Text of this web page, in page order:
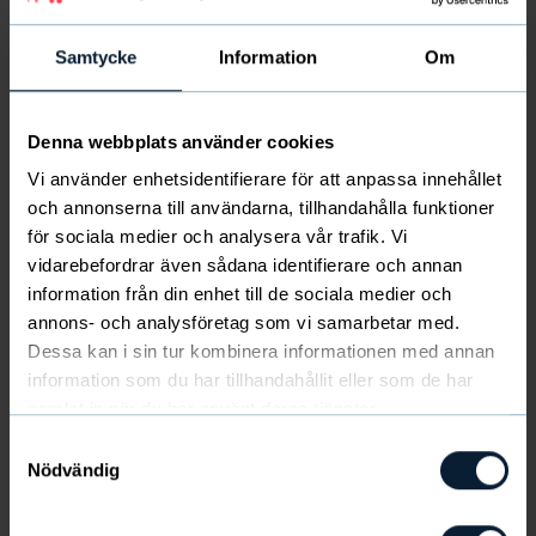
Samtycke Information Om
Denna webbplats använder cookies
Vi använder enhetsidentifierare för att anpassa innehållet
och annonserna till användarna, tillhandahålla funktioner
för sociala medier och analysera vår trafik. Vi
vidarebefordrar även sådana identifierare och annan
information från din enhet till de sociala medier och
annons- och analysföretag som vi samarbetar med.
Dessa kan i sin tur kombinera informationen med annan
information som du har tillhandahållit eller som de har
Nödvändig
Kaikki tuotteet kuvastossamme ja mitä
asiakkaillenne myytte, ovat valmiita
toimitettavaksi viikon kuluessa. Tämä on
toimintamallimme. Tiedämme myös, että jos
tiimissä on paljon myyjiä, jääneet tilaukset ja
ylläpitäjälle, kun niitä selvitellään jälkeenpäin.